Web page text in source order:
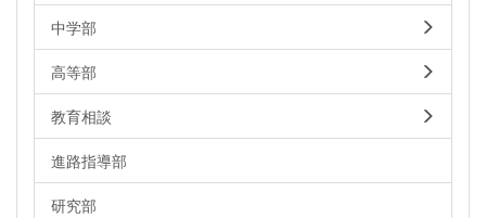
中学部
高等部
教育相談
進路指導部
研究部